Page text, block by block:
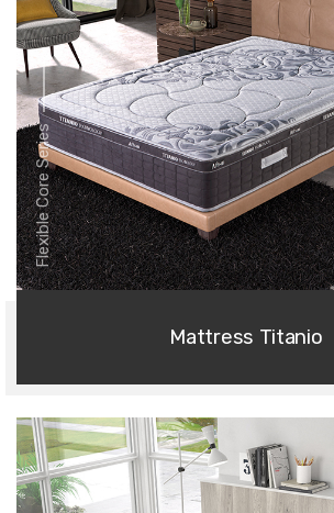
Flexible Core Series
Mattress Titanio